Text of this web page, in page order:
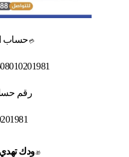
💳 حساب
رقم
🎁ودك تهدي